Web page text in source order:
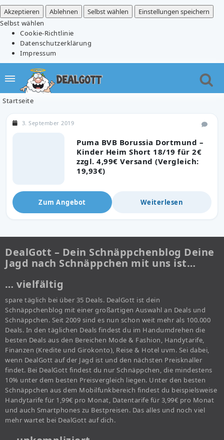
Akzeptieren
Ablehnen Selbst wählen
Einstellungen speichern
Selbst wählen
Cookie-Richtlinie
Datenschutzerklärung
Impressum
Startseite
Puma BVB Borussia Dortmund –
Kinder Heim Short 18/19 für 2€
zzgl. 4,99€ Versand (Vergleich:
19,93€)
3. September 2019
Zum Angebot Weiterlesen
DealGott – Dein Schnäppchenblog Deine
Jagd nach Schnäppchen mit uns ist…
… vielfältig
spare täglich bei über 35 Deals. DealGott ist dein
Schnäppchenblog mit einer großartigen Auswahl an Deals und
Schnäppchen. Seit 2009 sind es nun schon weit mehr als 100.000
Deals. In den täglichen Deals findest du im Handumdrehen die
besten Deals aus den Bereichen Mode & Fashion, Handytarife,
Finanzen (Kredite und Girokonto), Reise & Hotel uvm. Sei dabei,
wenn DealGott auf der Jagd ist und den nächsten Preisknaller
findet. Bei DealGott findest du nur Schnäppchen, die mindestens
10% unter dem besten Preisvergleich liegen. Unter den besten
Schnäppchen aus dem Mobilfunkbereich findest du beispielsweise
Handytarife für 1,99€ pro Monat, Datentarife für 3,99€ pro Monat
und auch Smartphones zu Bestpreisen. Das alles und noch viel
mehr wartet bei DealGott auf dich.